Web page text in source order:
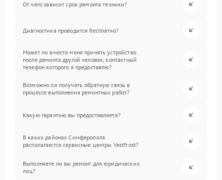
От чего зависит срок ремонта техники?
Диагностика проводится бесплатно?
Может ли вместо меня принять устройство
после ремонта другой человек, контактный
телефон которого я предоставлю?
Возможно ли получать обратную связь в
процессе выполнения ремонтных работ?
Какую гарантию вы предоставляете?
В каких районах Симферополя
располагаются сервисные центры Vestfrost?
Выполняете ли вы ремонт для юридических
лиц?